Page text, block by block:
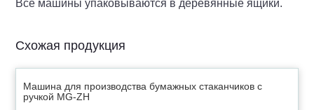
Все машины упаковываются в деревянные ящики.
Схожая продукция
Машина для производства бумажных стаканчиков с
ручкой MG-ZH